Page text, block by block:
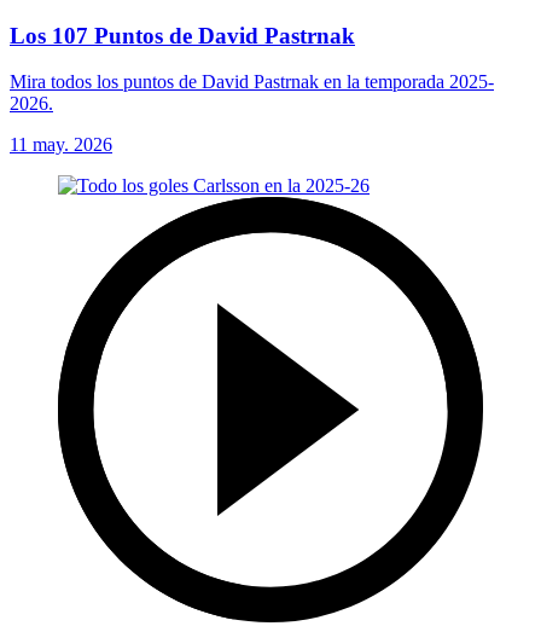
Los 107 Puntos de David Pastrnak
Mira todos los puntos de David Pastrnak en la temporada 2025-
2026.
11 may. 2026